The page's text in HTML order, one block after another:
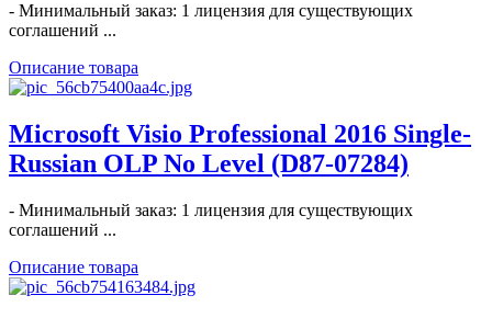
- Минимальный заказ: 1 лицензия для существующих
соглашений ...
Описание товара
Microsoft Visio Professional 2016 Single-
Russian OLP No Level (D87-07284)
- Минимальный заказ: 1 лицензия для существующих
соглашений ...
Описание товара